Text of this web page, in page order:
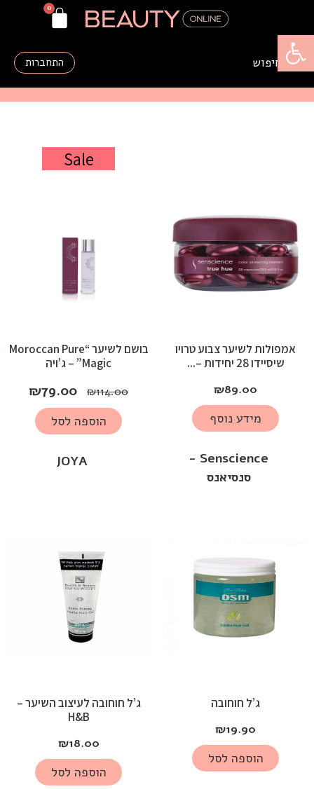
התחברות
Senscience -
סנסיאנס
אמפולות לשיער צבוע טרויו
שיסיידו 28 יחידות –...
₪89.00
מידע נוסף
Sale
JOYA
בושם לשיער “Moroccan Pure
Magic” – ג’ויה
₪114.00
₪79.00
הוספה לסל
ג’ל חוחובה
₪19.90
הוספה לסל
ג’ל חוחובה לעיצוב השיער –
H&B
₪18.00
הוספה לסל
פתח סרגל נגישות